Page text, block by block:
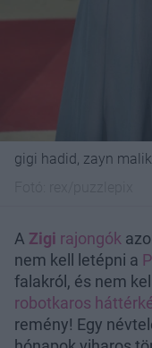
gigi hadid, zayn malik
A Zigi rajongók
nem kell letépni a
falakról, és nem
robotkaros
remény! Egy